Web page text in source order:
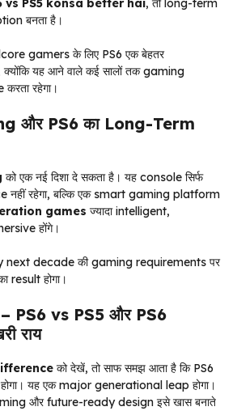
vs PS5 konsa better hai, तो long-term
बनता है।
gamers के लिए PS6 एक बेहतर
यह आने वाले कई सालों तक gaming
रहेगा।
और PS6 का Long-Term
को एक नई दिशा दे सकता है। यह console सिर्फ
नहीं रहेगा, बल्कि एक smart gaming platform
games ज्यादा intelligent,
होंगे।
next decade की gaming requirements पर
result होगा।
PS6 vs PS5 और PS6
राय
को देखें, तो साफ समझ आता है कि PS6
होगा। यह एक major generational leap होगा।
और future-ready design इसे खास बनाते